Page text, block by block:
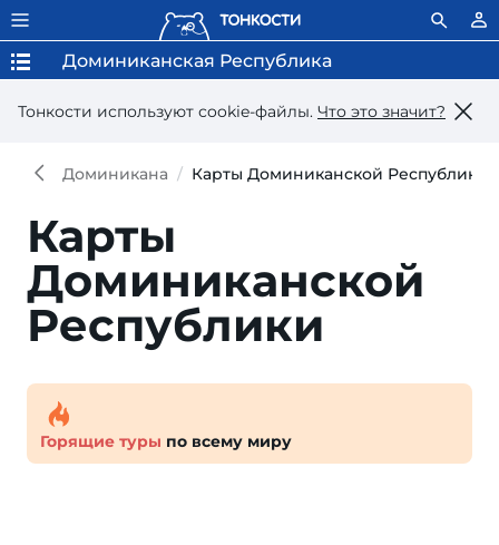
Тонкости используют сookie-файлы. Что это значит?
Доминиканская Республика
Доминикана Карты Доминиканской Республики
Карты
Доминиканской
Республики
Горящие туры по всему миру